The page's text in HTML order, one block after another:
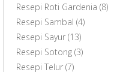
Resepi Roti Gardenia (8)
Resepi Sambal (4)
Resepi Sayur (13)
Resepi Sotong (3)
Resepi Telur (7)